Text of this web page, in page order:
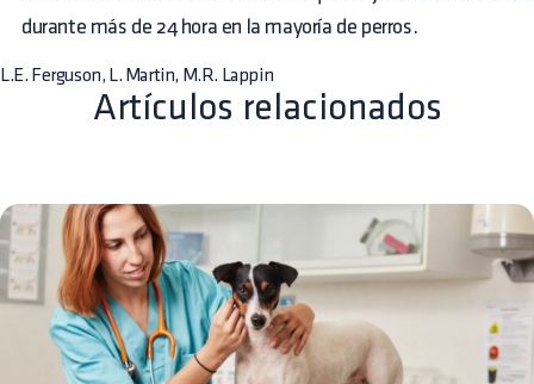
durante más de 24 hora en la mayoría de perros.
L.E. Ferguson, L. Martin, M.R. Lappin
Artículos relacionados